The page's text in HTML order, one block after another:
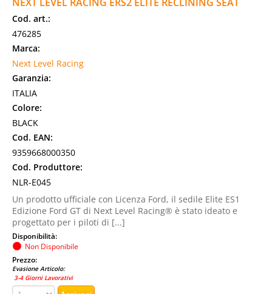
Cod. art.:
476285
Marca:
Next Level Racing
Garanzia:
ITALIA
Colore:
BLACK
Cod. EAN:
9359668000350
Cod. Produttore:
NLR-E045
Un prodotto ufficiale con Licenza Ford, il sedile Elite ES1
Edizione Ford GT di Next Level Racing® è stato ideato e
progettato per i piloti di [...]
Disponibilità:
Non Disponibile
Prezzo:
Evasione Articolo:
3-4 Giorni Lavorativi